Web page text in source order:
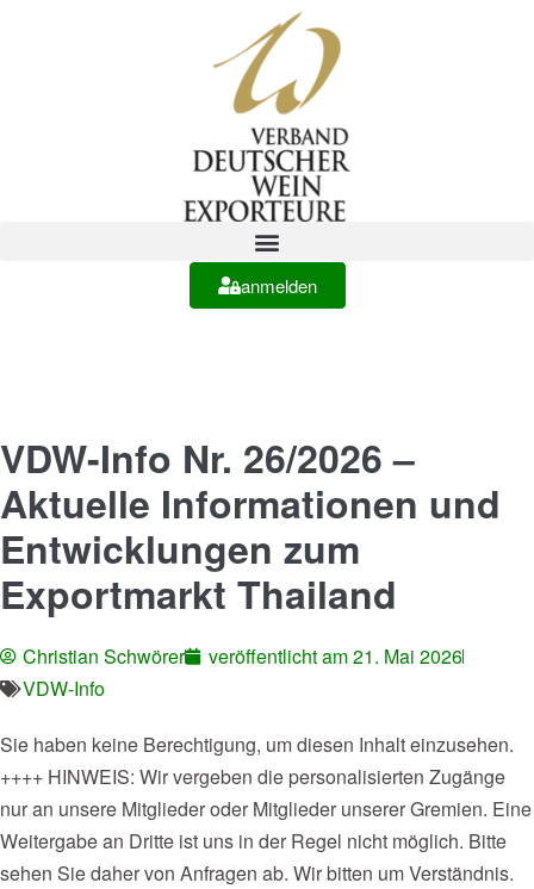
anmelden
VDW-Info Nr. 26/2026 –
Aktuelle Informationen und
Entwicklungen zum
Exportmarkt Thailand
Christian Schwörer veröffentlicht am21. Mai 2026
VDW-Info
Sie haben keine Berechtigung, um diesen Inhalt einzusehen.
++++ HINWEIS: Wir vergeben die personalisierten Zugänge
nur an unsere Mitglieder oder Mitglieder unserer Gremien. Eine
Weitergabe an Dritte ist uns in der Regel nicht möglich. Bitte
sehen Sie daher von Anfragen ab. Wir bitten um Verständnis.